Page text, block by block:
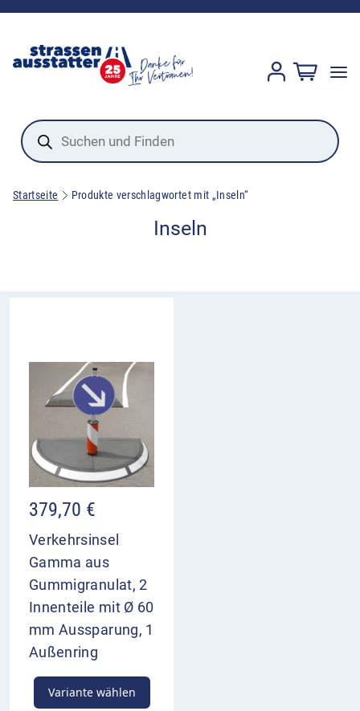
Products
search
Startseite Produkte verschlagwortet mit „Inseln“
Inseln
379,70 €
Verkehrsinsel
Gamma aus
Gummigranulat, 2
Innenteile mit Ø 60
mm Aussparung, 1
Außenring
Variante wählen